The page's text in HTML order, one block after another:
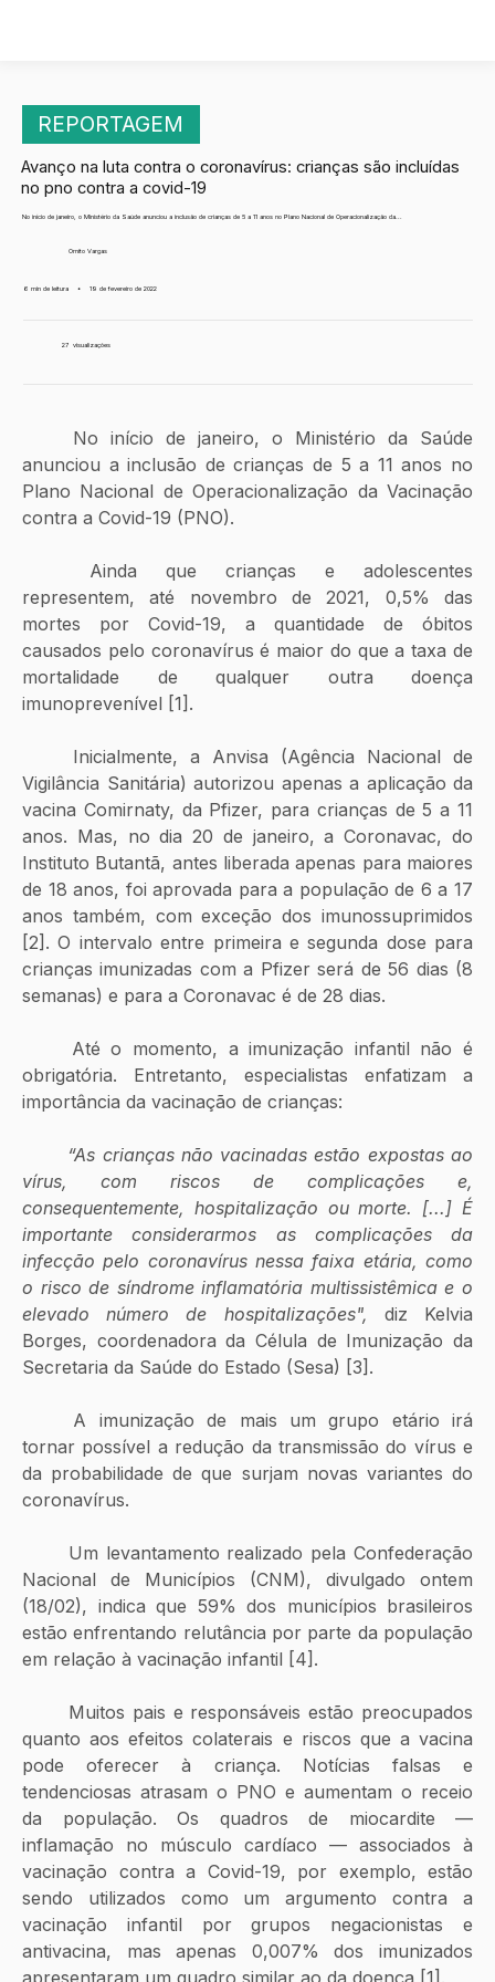
REPORTAGEM
Avanço na luta contra o coronavírus: crianças são incluídas
no pno contra a covid-19
No início de janeiro, o Ministério da Saúde anunciou a inclusão de crianças de 5 a 11 anos no Plano Nacional de Operacionalização da...
Ornito Vargas
6 min de leitura • 19 de fevereiro de 2022
27 visualizações
anunciou a inclusão de crianças de 5 a 11 anos no
Plano Nacional de Operacionalização da Vacinação
contra a Covid-19 (PNO).
representem, até novembro de 2021, 0,5% das
mortes por Covid-19, a quantidade de óbitos
causados pelo coronavírus é maior do que a taxa de
mortalidade de qualquer outra doença
imunoprevenível [1].
Vigilância Sanitária) autorizou apenas a aplicação da
vacina Comirnaty, da Pfizer, para crianças de 5 a 11
anos. Mas, no dia 20 de janeiro, a Coronavac, do
Instituto Butantã, antes liberada apenas para maiores
de 18 anos, foi aprovada para a população de 6 a 17
anos também, com exceção dos imunossuprimidos
[2]. O intervalo entre primeira e segunda dose para
crianças imunizadas com a Pfizer será de 56 dias (8
semanas) e para a Coronavac é de 28 dias.
obrigatória. Entretanto, especialistas enfatizam a
importância da vacinação de crianças:
“As crianças não vacinadas estão expostas ao
vírus, com riscos de complicações e,
consequentemente, hospitalização ou morte. [...] É
importante considerarmos as complicações da
infecção pelo coronavírus nessa faixa etária, como
o risco de síndrome inflamatória multissistêmica e o
elevado número de hospitalizações", diz Kelvia
Borges, coordenadora da Célula de Imunização da
Secretaria da Saúde do Estado (Sesa) [3].
tornar possível a redução da transmissão do vírus e
da probabilidade de que surjam novas variantes do
coronavírus.
Nacional de Municípios (CNM), divulgado ontem
(18/02), indica que 59% dos municípios brasileiros
estão enfrentando relutância por parte da população
em relação à vacinação infantil [4].
quanto aos efeitos colaterais e riscos que a vacina
pode oferecer à criança. Notícias falsas e
tendenciosas atrasam o PNO e aumentam o receio
da população. Os quadros de miocardite —
inflamação no músculo cardíaco — associados à
vacinação contra a Covid-19, por exemplo, estão
sendo utilizados como um argumento contra a
vacinação infantil por grupos negacionistas e
antivacina, mas apenas 0,007% dos imunizados
apresentaram um quadro similar ao da doença [1].